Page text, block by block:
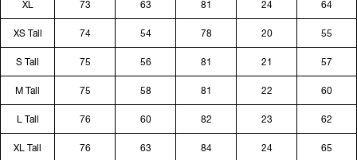
XL 73 63 81 24 64
XS Tall 74 54 78 20 55
S Tall 75 56 81 21 57
M Tall 75 58 81 22 60
L Tall 76 60 82 23 62
XL Tall 76 63 84 24 65